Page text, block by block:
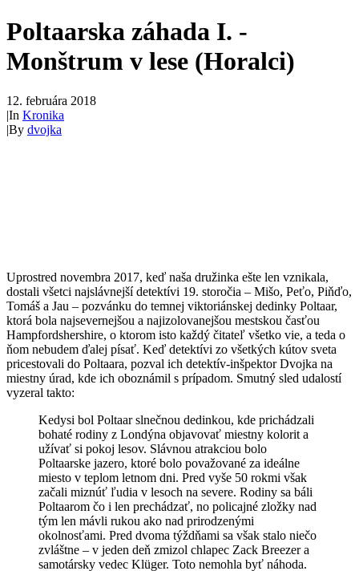
Poltaarska záhada I. -
Monštrum v lese (Horalci)
12. februára 2018
|In Kronika
|By dvojka
Uprostred novembra 2017, keď naša družinka ešte len vznikala,
dostali všetci najslávnejší detektívi 19. storočia – Mišo, Peťo, Piňďo,
Tomáš a Jau – pozvánku do temnej viktoriánskej dedinky Poltaar,
ktorá bola najsevernejšou a najizolovanejšou mestskou časťou
Hampfordshershire, o ktorom isto každý čitateľ všetko vie, a teda o
ňom nebudem ďalej písať. Keď detektívi zo všetkých kútov sveta
pricestovali do Poltaara, pozval ich detektív-inšpektor Dvojka na
miestny úrad, kde ich oboznámil s prípadom. Smutný sled udalostí
vyzeral takto:
Kedysi bol Poltaar slnečnou dedinkou, kde prichádzali
bohaté rodiny z Londýna objavovať miestny kolorit a
užívať si pokoj lesov. Slávnou atrakciou bolo
Poltaarske jazero, ktoré bolo považované za ideálne
miesto v teplom letnom dni. Pred vyše 50 rokmi však
začali miznúť ľudia v lesoch na severe. Rodiny sa báli
Poltaarom čo i len prechádzať, no policajné zložky nad
tým len mávli rukou ako nad prirodzenými
okolnosťami. Pred dvoma týždňami sa však stalo niečo
zvláštne – v jeden deň zmizol chlapec Zack Breezer a
samotársky vedec Klüger. Toto nemohla byť náhoda.